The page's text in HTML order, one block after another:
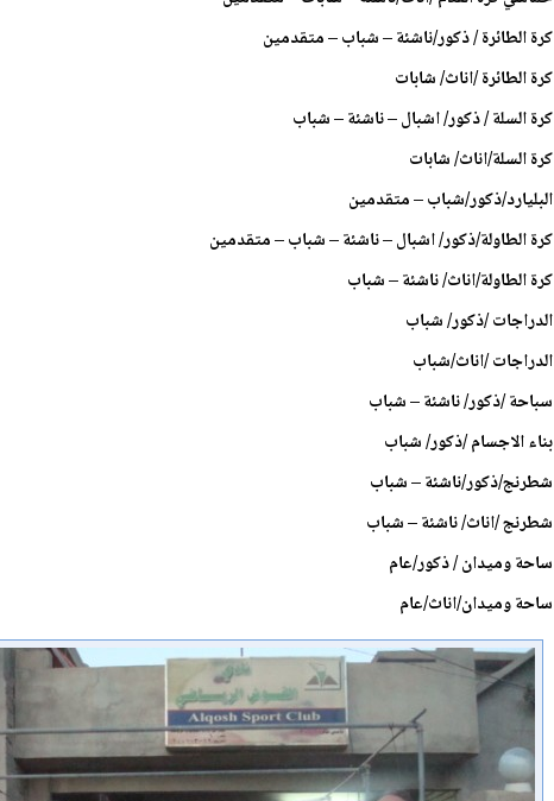
كرة الطائرة / ذكور/ناشئة – شباب – متقدمين
كرة الطائرة /اناث/ شابات
كرة السلة / ذكور/ اشبال – ناشئة – شباب
كرة السلة/اناث/ شابات
البليارد/ذكور/شباب – متقدمين
كرة الطاولة/ذكور/ اشبال – ناشئة – شباب – متقدمين
كرة الطاولة/اناث/ ناشئة – شباب
الدراجات /ذكور/ شباب
الدراجات /اناث/شباب
سباحة /ذكور/ ناشئة – شباب
بناء الاجسام /ذكور/ شباب
شطرنج/ذكور/ناشئة – شباب
شطرنج /اناث/ ناشئة – شباب
ساحة وميدان / ذكور/عام
ساحة وميدان/اناث/عام